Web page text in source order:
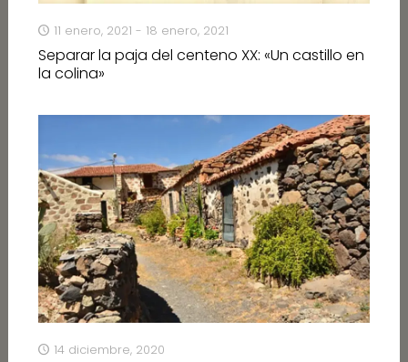
11 enero, 2021 - 18 enero, 2021
Separar la paja del centeno XX: «Un castillo en
la colina»
14 diciembre, 2020